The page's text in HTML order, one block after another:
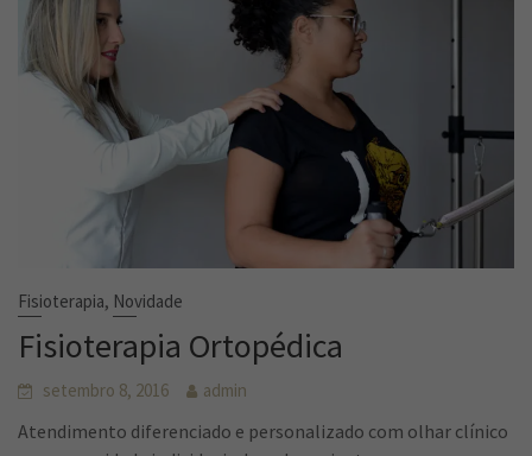
Fisioterapia, Novidade
Fisioterapia Ortopédica
setembro 8, 2016 admin
Atendimento diferenciado e personalizado com olhar clínico